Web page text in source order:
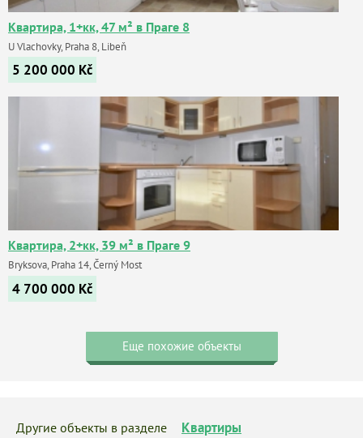
Квартира, 1+кк, 47 м² в Праге 8
U Vlachovky, Praha 8, Libeň
5 200 000 Kč
Квартира, 2+кк, 39 м² в Праге 9
Bryksova, Praha 14, Černý Most
4 700 000 Kč
Еще похожие объекты
Другие объекты в разделе Квартиры